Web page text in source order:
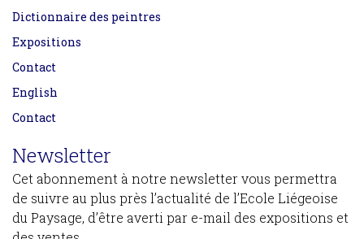
Dictionnaire des peintres
Expositions
Contact
English
Contact
Newsletter
Cet abonnement à notre newsletter vous permettra
de suivre au plus près l’actualité de l’Ecole Liégeoise
du Paysage, d’être averti par e-mail des expositions et